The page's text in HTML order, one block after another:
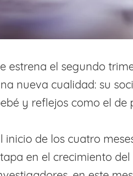
estrena el segundo
nueva cualidad: su
y reflejos como el de
inicio de los cuatro
en el crecimiento